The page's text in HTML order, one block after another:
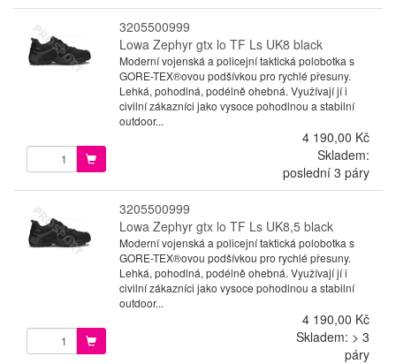
3205500999
Lowa Zephyr gtx lo TF Ls UK8 black
Moderní vojenská a policejní taktická polobotka s
GORE-TEX®ovou podšívkou pro rychlé přesuny.
Lehká, pohodlná, podélně ohebná. Využívají jí i
civilní zákazníci jako vysoce pohodlnou a stabilní
outdoor...
4 190,00 Kč
Skladem:
poslední 3 páry
3205500999
Lowa Zephyr gtx lo TF Ls UK8,5 black
Moderní vojenská a policejní taktická polobotka s
GORE-TEX®ovou podšívkou pro rychlé přesuny.
Lehká, pohodlná, podélně ohebná. Využívají jí i
civilní zákazníci jako vysoce pohodlnou a stabilní
outdoor...
4 190,00 Kč
Skladem: > 3
páry